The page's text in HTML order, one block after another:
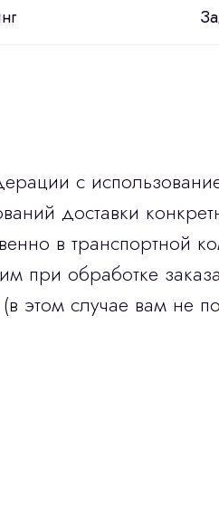
с
доставки
в транспортной
при обработке
этом случае вам не